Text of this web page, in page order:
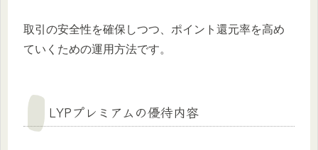
取引の安全性を確保しつつ、ポイント還元率を高め
ていくための運用方法です。
LYPプレミアムの優待内容